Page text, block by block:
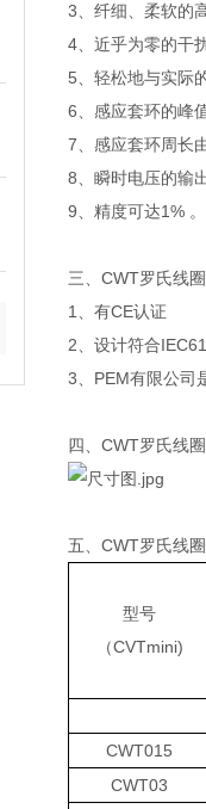
3、纤细、柔软的
4、近乎为零的干
5、轻松地与实际
6、感应套环的峰
7、感应套环周长
8、瞬时电压的输
9、精度可达1% 。
三、CWT罗氏线
1、有CE认证
2、设计符合
3、PEM有限公司
四、CWT罗氏线
五、CWT罗氏线
型号
（CVTmini)
CWT015
CWT03